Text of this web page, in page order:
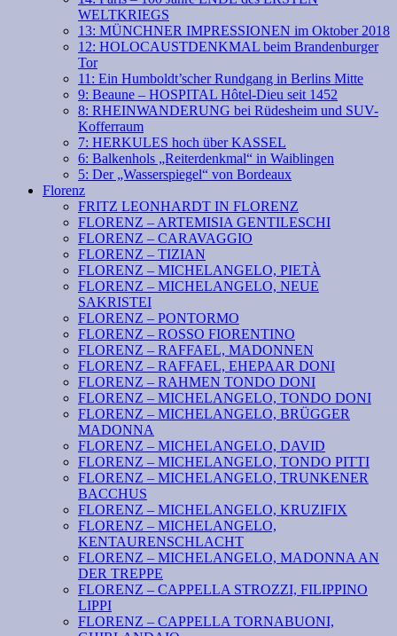
WELTKRIEGS
13: MÜNCHNER IMPRESSIONEN im Oktober 2018
12: HOLOCAUSTDENKMAL beim Brandenburger
Tor
11: Ein Humboldt’scher Rundgang in Berlins Mitte
9: Beaune – HOSPITAL Hôtel-Dieu seit 1452
8: RHEINWANDERUNG bei Rüdesheim und SUV-
Kofferraum
7: HERKULES hoch über KASSEL
6: Balkenhols „Reiterdenkmal“ in Waiblingen
5: Der „Wasserspiegel“ von Bordeaux
Florenz
FRITZ LEONHARDT IN FLORENZ
FLORENZ – ARTEMISIA GENTILESCHI
FLORENZ – CARAVAGGIO
FLORENZ – TIZIAN
FLORENZ – MICHELANGELO, PIETÀ
FLORENZ – MICHELANGELO, NEUE
SAKRISTEI
FLORENZ – PONTORMO
FLORENZ – ROSSO FIORENTINO
FLORENZ – RAFFAEL, MADONNEN
FLORENZ – RAFFAEL, EHEPAAR DONI
FLORENZ – RAHMEN TONDO DONI
FLORENZ – MICHELANGELO, TONDO DONI
FLORENZ – MICHELANGELO, BRÜGGER
MADONNA
FLORENZ – MICHELANGELO, DAVID
FLORENZ – MICHELANGELO, TONDO PITTI
FLORENZ – MICHELANGELO, TRUNKENER
BACCHUS
FLORENZ – MICHELANGELO, KRUZIFIX
FLORENZ – MICHELANGELO,
KENTAURENSCHLACHT
FLORENZ – MICHELANGELO, MADONNA AN
DER TREPPE
FLORENZ – CAPPELLA STROZZI, FILIPPINO
LIPPI
FLORENZ – CAPPELLA TORNABUONI,